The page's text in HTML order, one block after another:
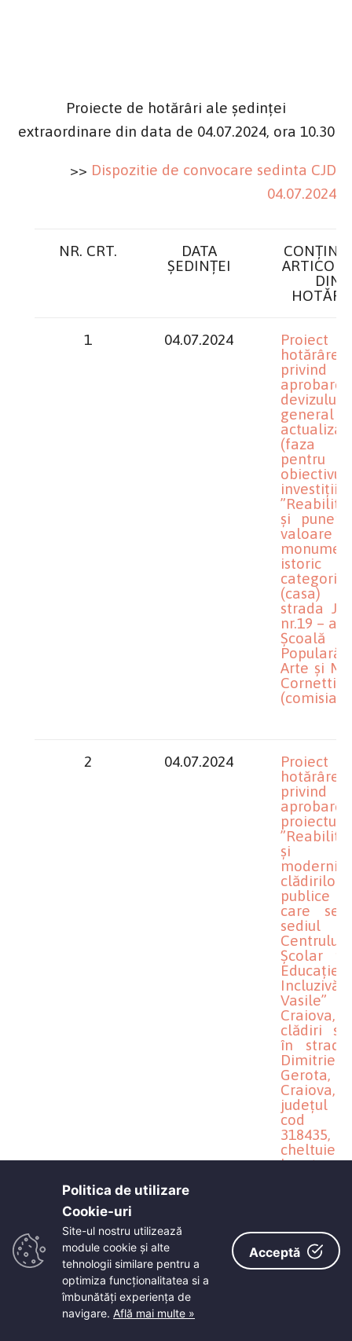
Proiecte de hotărâri ale ședinței
extraordinare din data de 04.07.2024, ora 10.30
>> Dispozitie de convocare sedinta CJD
04.07.2024
NR. CRT.
DATA
ȘEDINȚEI
DIN
1 04.07.2024
hotărâre
privind
aprobarea
devizului
general
actualizat
(faza
pentru
investiții
și
istoric
(casa)
strada
nr.19 –
Școală
Arte și
Cornetti”
(comisia
2 04.07.2024
hotărâre
privind
aprobarea
proiectului
și
clădirilor
care se
sediul
Centrului
Școlar
Educație
Incluzivă
Vasile”
Craiova,
clădiri
în
Dimitrie
Gerota,
Craiova,
județul
cod
318435,
legate
3 04.07.2024
hotărâre
Politica de utilizare
Cookie-uri‎
Site-ul nostru utilizează
module cookie și alte
tehnologii similare pentru a
optimiza funcţionalitatea si a
îmbunătăţi experienţa de
navigare. Află mai multe »
Acceptă